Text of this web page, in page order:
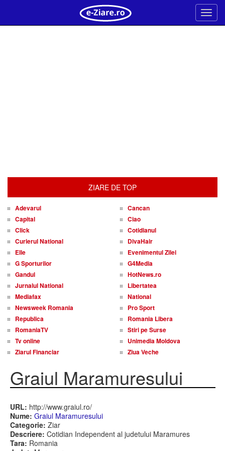
Meniu
ZIARE DE TOP
Adevarul
Cancan
Capital
Ciao
Click
Cotidianul
Curierul National
DivaHair
Elle
Evenimentul Zilei
G Sporturilor
G4Media
Gandul
HotNews.ro
Jurnalul National
Libertatea
Mediafax
National
Newsweek Romania
Pro Sport
Republica
Romania Libera
RomaniaTV
Stiri pe Surse
Tv online
Unimedia Moldova
Ziarul Financiar
Ziua Veche
Graiul Maramuresului
URL: http://www.graiul.ro/
Nume: Graiul Maramuresului
Categorie: Ziar
Descriere: Cotidian Independent al judetului Maramures
Tara: Romania